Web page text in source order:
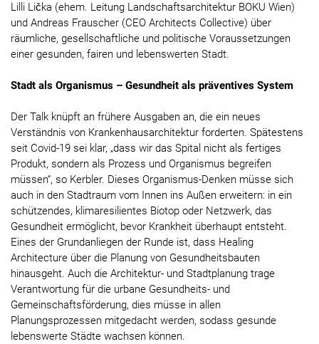
Lilli Lička (ehem. Leitung Landschaftsarchitektur BOKU Wien)
und Andreas Frauscher (CEO Architects Collective) über
räumliche, gesellschaftliche und politische Voraussetzungen
einer gesunden, fairen und lebenswerten Stadt.
Stadt als Organismus – Gesundheit als präventives System
Der Talk knüpft an frühere Ausgaben an, die ein neues
Verständnis von Krankenhausarchitektur forderten. Spätestens
seit Covid-19 sei klar, „dass wir das Spital nicht als fertiges
Produkt, sondern als Prozess und Organismus begreifen
müssen“, so Kerbler. Dieses Organismus-Denken müsse sich
auch in den Stadtraum vom Innen ins Außen erweitern: in ein
schützendes, klimaresilientes Biotop oder Netzwerk, das
Gesundheit ermöglicht, bevor Krankheit überhaupt entsteht.
Eines der Grundanliegen der Runde ist, dass Healing
Architecture über die Planung von Gesundheitsbauten
hinausgeht. Auch die Architektur- und Stadtplanung trage
Verantwortung für die urbane Gesundheits- und
Gemeinschaftsförderung, dies müsse in allen
Planungsprozessen mitgedacht werden, sodass gesunde
lebenswerte Städte wachsen können.